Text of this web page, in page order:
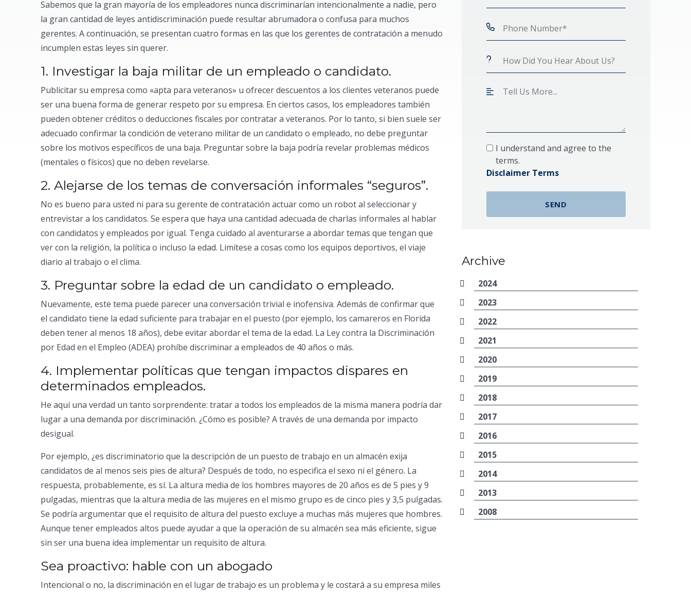
Sabemos que la gran mayoría de los empleadores nunca discriminarían intencionalmente a nadie, pero
la gran cantidad de leyes antidiscriminación puede resultar abrumadora o confusa para muchos
gerentes. A continuación, se presentan cuatro formas en las que los gerentes de contratación a menudo
incumplen estas leyes sin querer.
1. Investigar la baja militar de un empleado o candidato.
Publicitar su empresa como «apta para veteranos» u ofrecer descuentos a los clientes veteranos puede
ser una buena forma de generar respeto por su empresa. En ciertos casos, los empleadores también
pueden obtener créditos o deducciones fiscales por contratar a veteranos. Por lo tanto, si bien suele ser
adecuado confirmar la condición de veterano militar de un candidato o empleado, no debe preguntar
sobre los motivos específicos de una baja. Preguntar sobre la baja podría revelar problemas médicos
(mentales o físicos) que no deben revelarse.
2. Alejarse de los temas de conversación informales “seguros”.
No es bueno para usted ni para su gerente de contratación actuar como un robot al seleccionar y
entrevistar a los candidatos. Se espera que haya una cantidad adecuada de charlas informales al hablar
con candidatos y empleados por igual. Tenga cuidado al aventurarse a abordar temas que tengan que
ver con la religión, la política o incluso la edad. Limítese a cosas como los equipos deportivos, el viaje
diario al trabajo o el clima.
3. Preguntar sobre la edad de un candidato o empleado.
Nuevamente, este tema puede parecer una conversación trivial e inofensiva. Además de confirmar que
el candidato tiene la edad suficiente para trabajar en el puesto (por ejemplo, los camareros en Florida
deben tener al menos 18 años), debe evitar abordar el tema de la edad. La Ley contra la Discriminación
por Edad en el Empleo (ADEA) prohíbe discriminar a empleados de 40 años o más.
4. Implementar políticas que tengan impactos dispares en
determinados empleados.
He aquí una verdad un tanto sorprendente: tratar a todos los empleados de la misma manera podría dar
lugar a una demanda por discriminación. ¿Cómo es posible? A través de una demanda por impacto
desigual.
Por ejemplo, ¿es discriminatorio que la descripción de un puesto de trabajo en un almacén exija
candidatos de al menos seis pies de altura? Después de todo, no especifica el sexo ni el género. La
respuesta, probablemente, es sí. La altura media de los hombres mayores de 20 años es de 5 pies y 9
pulgadas, mientras que la altura media de las mujeres en el mismo grupo es de cinco pies y 3,5 pulgadas.
Se podría argumentar que el requisito de altura del puesto excluye a muchas más mujeres que hombres.
Aunque tener empleados altos puede ayudar a que la operación de su almacén sea más eficiente, sigue
sin ser una buena idea implementar un requisito de altura.
Sea proactivo: hable con un abogado
Intencional o no, la discriminación en el lugar de trabajo es un problema y le costará a su empresa miles
I understand and agree to the
terms.
Disclaimer Terms
Archive
2024
2023
2022
2021
2020
2019
2018
2017
2016
2015
2014
2013
2008